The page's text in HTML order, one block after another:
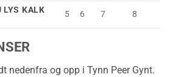
LYS KALK
5 6 7 8
nedenfra og opp i Tynn Peer Gynt.